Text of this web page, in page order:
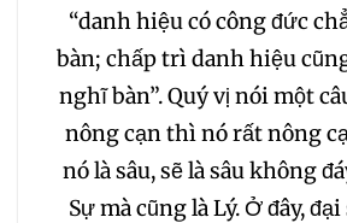
093 094 095
096 097 098
099 100 101
“danh hiệu có công đức
bàn; chấp trì danh hiệu
nghĩ bàn”. Quý vị nói một
nông cạn thì nó rất nông
nó là sâu, sẽ là sâu không
Sự mà cũng là Lý. Ở đây,